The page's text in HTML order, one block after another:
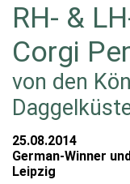
RH- &
Corgi
von den
25.08.2014
German-Winner
Leipzig